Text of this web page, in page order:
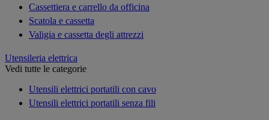
Cassettiera e carrello da officina
Scatola e cassetta
Valigia e cassetta degli attrezzi
Utensileria elettrica
Vedi tutte le categorie
Utensili elettrici portatili con cavo
Utensili elettrici portatili senza fili